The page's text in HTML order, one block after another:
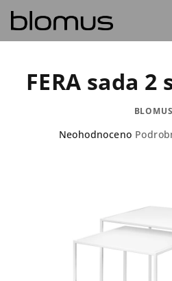
obsah
FERA sada
BLOMUS
Průměrné
hvězdiček.
Neohodnoceno